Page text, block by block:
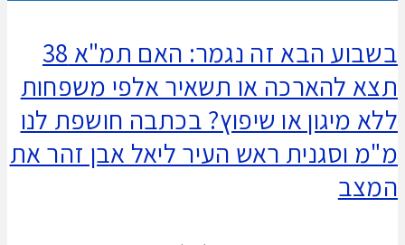
​בשבוע הבא זה נגמר: האם תמ"א 38
תצא להארכה או תשאיר אלפי משפחות
ללא מיגון או שיפוץ? בכתבה חושפת לנו
מ"מ וסגנית ראש העיר ליאל אבן זהר את
המצב